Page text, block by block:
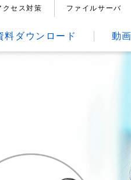
クセス対策 ファイルサーバ
料ダウンロード 動